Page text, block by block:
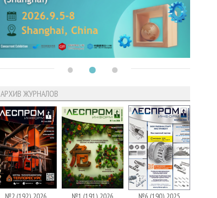
АРХИВ ЖУРНАЛОВ
№2 (192) 2026 №1 (191) 2026 №6 (190) 2025